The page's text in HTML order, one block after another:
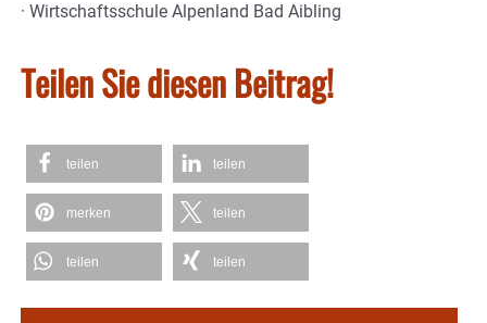
· Wirtschaftsschule Alpenland Bad Aibling
Teilen Sie diesen Beitrag!
teilen teilen
merken teilen
teilen teilen